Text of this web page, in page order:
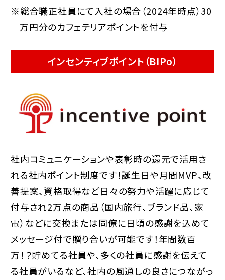
※総合職正社員にて入社の場合（2024年時点）30
万円分のカフェテリアポイントを付与
インセンティブポイント （BIPo）
社内コミュニケーションや表彰時の還元で活用さ
れる社内ポイント制度です！誕生日や月間MVP、改
善提案、資格取得など日々の努力や活躍に応じて
付与され2万点の商品（国内旅行、ブランド品、家
電）などに交換または同僚に日頃の感謝を込めて
メッセージ付で贈り合いが可能です！年間数百
万！？貯めてる社員や、多くの社員に感謝を伝えて
る社員がいるなど、社内の風通しの良さにつながっ